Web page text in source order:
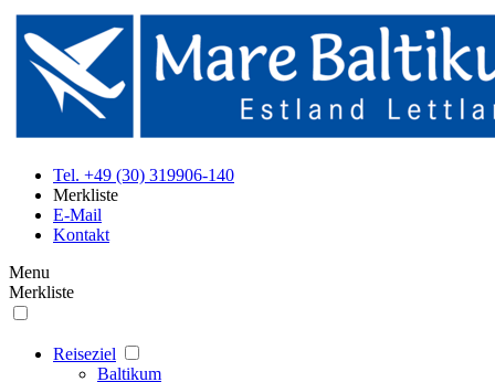
Tel. +49 (30) 319906-140
Merkliste
E-Mail
Kontakt
Menu
Merkliste
Reiseziel
Baltikum